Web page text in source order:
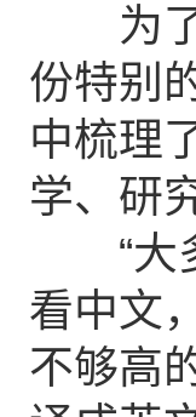
为了
份特别
中梳理
学、研
“大多
看中文
不够高